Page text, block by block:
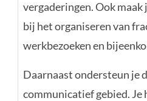
vergaderingen. Ook maak
bij het organiseren van
werkbezoeken en
Daarnaast ondersteun je
communicatief gebied.